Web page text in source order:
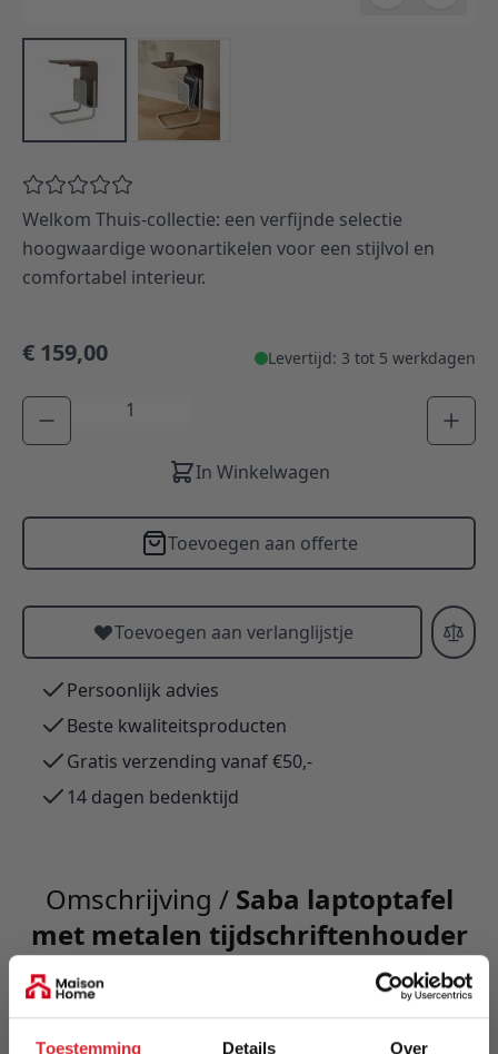
Toestemming Details Over
Welkom Thuis-collectie: een verfijnde selectie
hoogwaardige woonartikelen voor een stijlvol en
comfortabel interieur.
€ 159,00 Levertijd: 3 tot 5 werkdagen
Aantal
In Winkelwagen
Toevoegen aan offerte
Toevoegen aan verlanglijstje
Persoonlijk advies
Beste kwaliteitsproducten
Gratis verzending vanaf €50,-
14 dagen bedenktijd
Omschrijving / Saba laptoptafel
met metalen tijdschriftenhouder
Welkom Thuis-collectie: een verfijnde selectie
hoogwaardige woonartikelen voor een stijlvol en